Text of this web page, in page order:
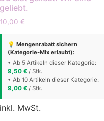
geliebt.
10,00 €
💡 Mengenrabatt sichern
(Kategorie-Mix erlaubt):
• Ab 5 Artikeln dieser Kategorie:
9,50 € / Stk.
• Ab 10 Artikeln dieser Kategorie:
9,00 € / Stk.
inkl. MwSt.